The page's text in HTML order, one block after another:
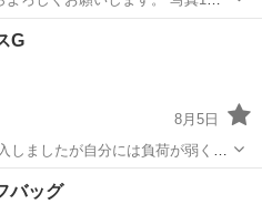
針刺しなどをしたものでおまけで
G
8月5日
ます。 足の筋力をつけたい方、
すすめです。
フィットネス、トレーニング
バッグ